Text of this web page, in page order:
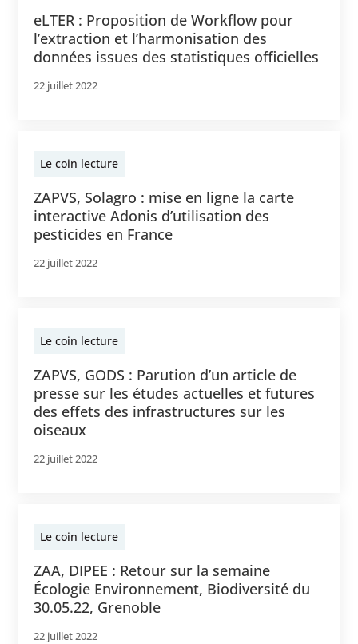
eLTER : Proposition de Workflow pour
l’extraction et l’harmonisation des
données issues des statistiques officielles
22 juillet 2022
Le coin lecture
ZAPVS, Solagro : mise en ligne la carte
interactive Adonis d’utilisation des
pesticides en France
22 juillet 2022
Le coin lecture
ZAPVS, GODS : Parution d’un article de
presse sur les études actuelles et futures
des effets des infrastructures sur les
oiseaux
22 juillet 2022
Le coin lecture
ZAA, DIPEE : Retour sur la semaine
Écologie Environnement, Biodiversité du
30.05.22, Grenoble
22 juillet 2022